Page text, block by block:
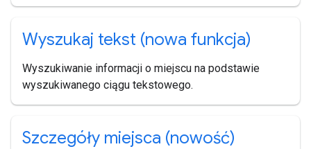
Wyszukaj tekst (nowa funkcja)
Wyszukiwanie informacji o miejscu na podstawie
wyszukiwanego ciągu tekstowego.
Szczegóły miejsca (nowość)